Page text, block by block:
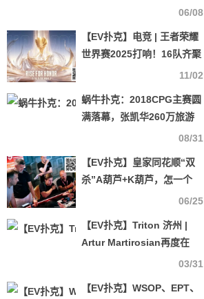
06/08
【EV扑克】电竞 | 王者荣耀
世界赛2025打响！16队齐聚
菲律宾，争夺百万美元奖金
11/02
蜗牛扑克：2018CPG主赛圆
满落幕，张凯华260万旅游
08/31
【EV扑克】皇家同花顺“双
杀”A葫芦+K葫芦，怎一个
06/25
【EV扑克】Triton 济州 |
Artur Martirosian再度在
PLO赛场突围，斩获第四座
03/31
【EV扑克】WSOP、EPT、